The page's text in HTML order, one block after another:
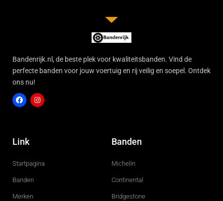
Bandenrijk.nl, de beste plek voor kwaliteitsbanden. Vind de
perfecte banden voor jouw voertuig en rij veilig en soepel. Ontdek
ons nu!
c
e
o
g
r
Link
Startpagina
Banden
Merken
Banden
Michelin
Continental
Bridgestone